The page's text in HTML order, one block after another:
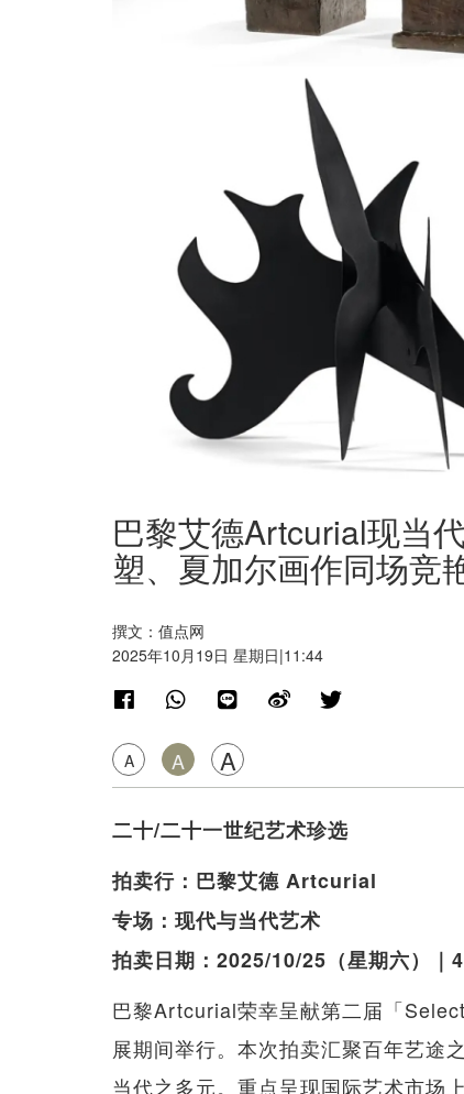
巴黎艾德Artcurial现当
塑、夏加尔画作同场竞
撰文：值点网
2025年10月19日 星期日|11:44
A A A
二十/二十一世纪艺术珍选
拍卖行：巴黎艾德 Artcurial
专场：现代与当代艺术
拍卖日期：2025/10/25（星期六）｜
巴黎Artcurial荣幸呈献第二届「
展期间举行。本次拍卖汇聚百年艺途
当代之多元。重点呈现国际艺术市场